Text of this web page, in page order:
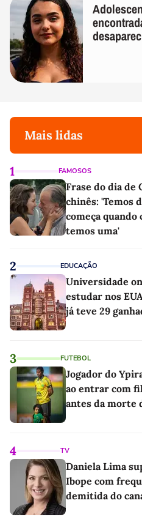
Mais lidas
1 FAMOSOS
Frase do dia de
chinês: 'Temos
começa quando
temos uma'
2 EDUCAÇÃO
Universidade
estudar nos
já teve 29
3 FUTEBOL
Jogador do
ao entrar com
antes da morte
4 TV
Daniela Lima
Ibope com
demitida do